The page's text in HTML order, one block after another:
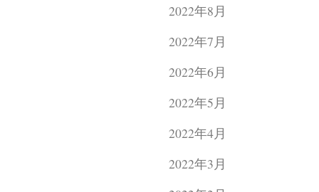
2022年8月
2022年7月
2022年6月
2022年5月
2022年4月
2022年3月